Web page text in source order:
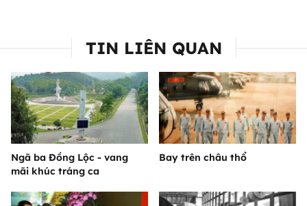
TIN LIÊN QUAN
Ngã ba Đồng Lộc - vang
mãi khúc tráng ca
Bay trên châu thổ